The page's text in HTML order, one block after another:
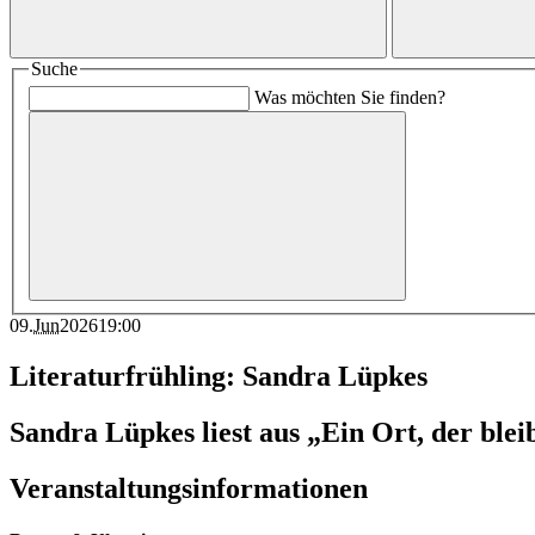
Suche
Was möchten Sie finden?
09.Jun202619:00
Literaturfrühling: Sandra Lüpkes
Sandra Lüpkes liest aus „Ein Ort, der
Veranstaltungsinformationen